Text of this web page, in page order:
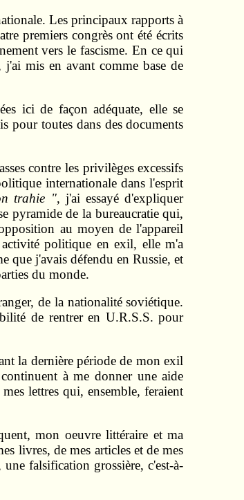
Les principaux rapports à
premiers congrès ont été écrits
vers le fascisme. En ce qui
mis en avant comme base de
ici de façon adéquate, elle se
pour toutes dans des documents
contre les privilèges excessifs
internationale dans l'esprit
trahie ", j'ai essayé d'expliquer
pyramide de la bureaucratie qui,
au moyen de l'appareil
politique en exil, elle m'a
que j'avais défendu en Russie, et
du monde.
de la nationalité soviétique.
de rentrer en U.R.S.S. pour
la dernière période de mon exil
à me donner une aide
lettres qui, ensemble, feraient
mon oeuvre littéraire et ma
livres, de mes articles et de mes
falsification grossière, c'est-à-